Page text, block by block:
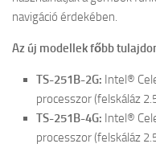
navigáció érdekében.
Az új modellek főbb
TS-251B-2G: Intel®
processzor (felskáláz
TS-251B-4G: Intel®
processzor (felskáláz